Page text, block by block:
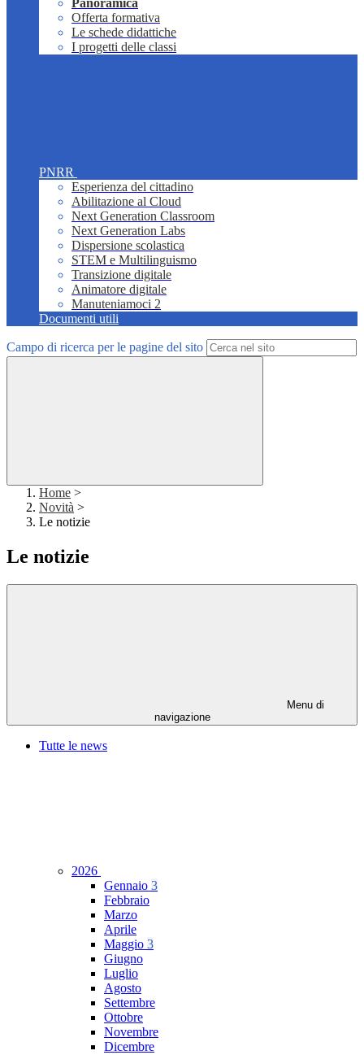
Panoramica
Offerta formativa
Le schede didattiche
I progetti delle classi
PNRR
Esperienza del cittadino
Abilitazione al Cloud
Next Generation Classroom
Next Generation Labs
Dispersione scolastica
STEM e Multilinguismo
Transizione digitale
Animatore digitale
Manuteniamoci 2
Documenti utili
Campo di ricerca per le pagine del sito
Home >
Novità >
Le notizie
Le notizie
Menu di
navigazione
Tutte le news
2026
Gennaio 3
Febbraio
Marzo
Aprile
Maggio 3
Giugno
Luglio
Agosto
Settembre
Ottobre
Novembre
Dicembre